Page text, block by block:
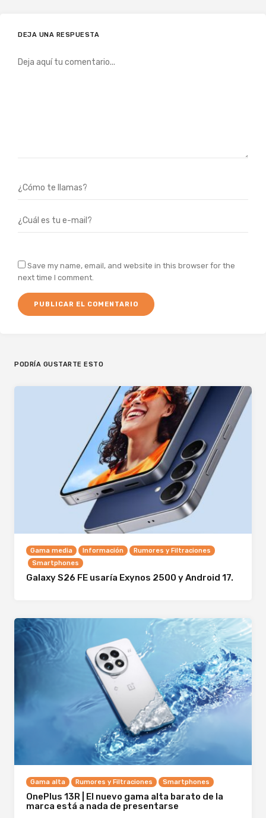
DEJA UNA RESPUESTA
Save my name, email, and website in this browser for the
next time I comment.
PODRÍA GUSTARTE ESTO
Gama media Información
Rumores y Filtraciones
Smartphones
Galaxy S26 FE usaría Exynos 2500 y Android 17.
Gama alta Rumores y Filtraciones Smartphones
OnePlus 13R | El nuevo gama alta barato de la
marca está a nada de presentarse